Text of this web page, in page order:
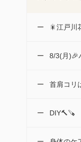
🎇江戸川
8/3(月)🎉
首肩コリ
DIY🔨🪚